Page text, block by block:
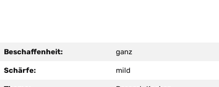
Beschaffenheit: ganz
Schärfe: mild